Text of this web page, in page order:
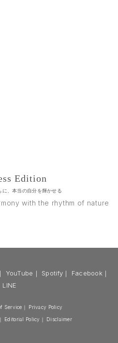
Edition
に、本当の自分を輝かせる
with the rhythm of nature
｜ YouTube ｜ Spotify ｜ Facebook｜
LINE
Service ｜ Privacy Policy
｜ Editorial Policy ｜ Disclaimer